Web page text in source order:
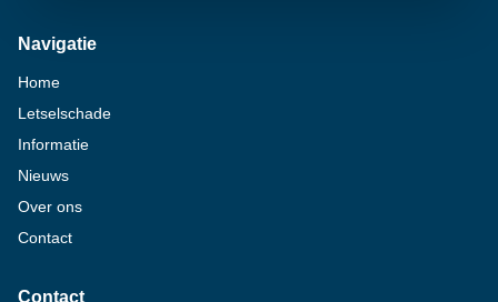
Navigatie
Home
Letselschade
Informatie
Nieuws
Over ons
Contact
Contact